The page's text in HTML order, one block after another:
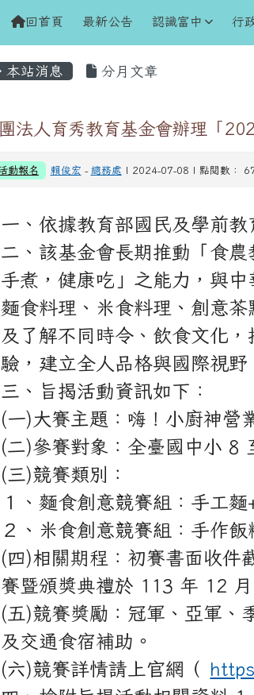
里國民中學
回首頁 最新公告 認識富中 行
容區域
本站消息 分月文章
法人育秀教育基金會辦理「
動報名 賴俊宏 - 總務處 | 2024-07-08 | 點閱數：
一、依據教育部國民及學前
二、該基金會長期推動「食
手煮，健康吃」之能力，與
麵食料理、米食料理、創意
及了解不同時令、飲食文化
驗，建立全人品格與國際視野
三、旨揭活動資訊如下：
(一)大賽主題：嗨！小廚神營
(二)參賽對象：全臺國中小 8
(三)競賽類別：
１、麵食創意競賽組：手工麵
２、米食創意競賽組：手作飯
(四)相關期程：初賽書面收
賽暨頒獎典禮於 113 年 12
(五)競賽獎勵：冠軍、亞軍
及交通食宿補助。
(六)競賽詳情請上官網（